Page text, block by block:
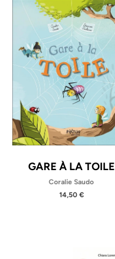
GARE À LA TOILE
Coralie Saudo
14,50 €